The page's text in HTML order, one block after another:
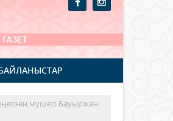
мүшесі Бауыржан